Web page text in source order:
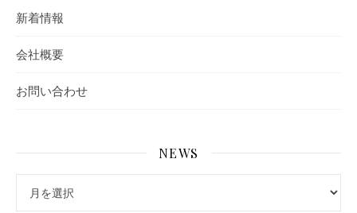
新着情報
会社概要
お問い合わせ
NEWS